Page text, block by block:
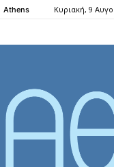
Athens Κυριακή, 9